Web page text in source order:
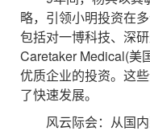
略，引领小明投资在
包括对一博科技、深
Caretaker Medical(美
优质企业的投资。这
了快速发展。
风云际会：从国内